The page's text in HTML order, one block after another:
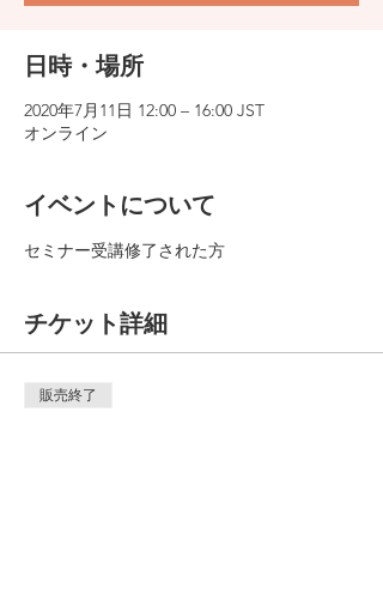
日時・場所
2020年7月11日 12:00 – 16:00 JST
オンライン
イベントについて
セミナー受講修了された方
チケット詳細
販売終了